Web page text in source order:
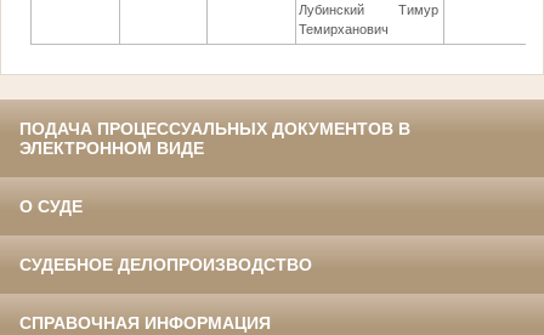
Лубинский Тимур
Темирханович
ПОДАЧА ПРОЦЕССУАЛЬНЫХ ДОКУМЕНТОВ В
ЭЛЕКТРОННОМ ВИДЕ
О СУДЕ
СУДЕБНОЕ ДЕЛОПРОИЗВОДСТВО
СПРАВОЧНАЯ ИНФОРМАЦИЯ